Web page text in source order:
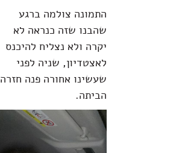
התמונה צולמה ברגע
שהבנו שזה כנראה לא
יקרה ולא נצליח להיכנס
לאצטדיון, שניה לפני
שעשינו אחורה פנה חזרה
הביתה.